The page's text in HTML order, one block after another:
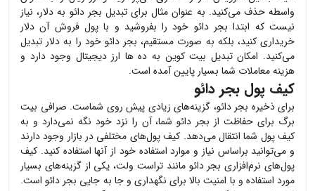
واسطه حذف می‌کنید. به عنوان مثال برای تبدیل بجر دائو به دلار، نیاز
نیست که ابتدا بجر دائو خود را بفروشید و با پول فروش آن دلار
خریداری کنید، بلکه به صورت مستقیم، بجر دائو خود را به دلار تبدیل
می‌کنید. امکان تبدیل بیت کوین به ده ها ارز دیجیتال وجود دارد و
هزینه معاملات شما بسیار پایین آمده است.
کیف پول بجر دائو
برای ذخیره بجر دائو، گزینه‌های زیادی پیش روی شماست. صرافی بیت
برگ برای حفاظت از بجر دائوشما، آن را نزد خود نگه نمی‌دارد و به
کیف پول شما انتقال می‌دهد. کیف پول‌های مختلفی در بازار وجود دارند
و می‌توانید براساس نیاز و موارد استفاده خود از آنها استفاده کنید. کیف
پول‌های نرم‌افزاری بجر دائو مانند تراست ولت، یکی از گزینه‌های بسیار
مورد استفاده و با امنیت بالا برای نگهداری و جا به جایی بجر دائواست.